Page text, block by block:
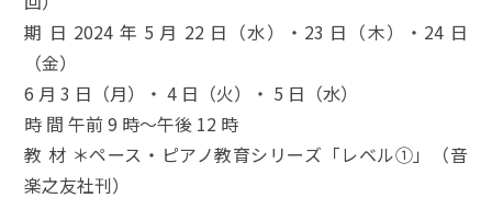
期 日 2024 年 5 月 22 日（水）・23 日（木）・24 日
（金）
6 月 3 日（月）・ 4 日（火）・ 5 日（水）
時 間 午前 9 時～午後 12 時
教 材 ＊ペース・ピアノ教育シリーズ「レベル①」（音
楽之友社刊）